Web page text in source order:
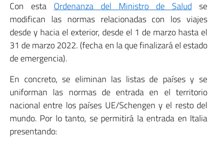
Con esta Ordenanza del Ministro de Salud se
modifican las normas relacionadas con los viajes
desde y hacia el exterior, desde el 1 de marzo hasta el
31 de marzo 2022. (fecha en la que finalizará el estado
de emergencia).
En concreto, se eliminan las listas de países y se
uniforman las normas de entrada en el territorio
nacional entre los países UE/Schengen y el resto del
mundo. Por lo tanto, se permitirá la entrada en Italia
presentando: